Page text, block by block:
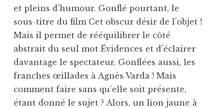
et pleins d’humour. Gonflé pourtant, le
sous-titre du film Cet obscur désir de l’objet !
Mais il permet de rééquilibrer le côté
abstrait du seul mot Évidences et d’éclairer
davantage le spectateur. Gonflées aussi, les
franches œillades à Agnès Varda ! Mais
comment faire sans qu’elle soit présente,
étant donné le sujet ? Alors, un lion jaune à